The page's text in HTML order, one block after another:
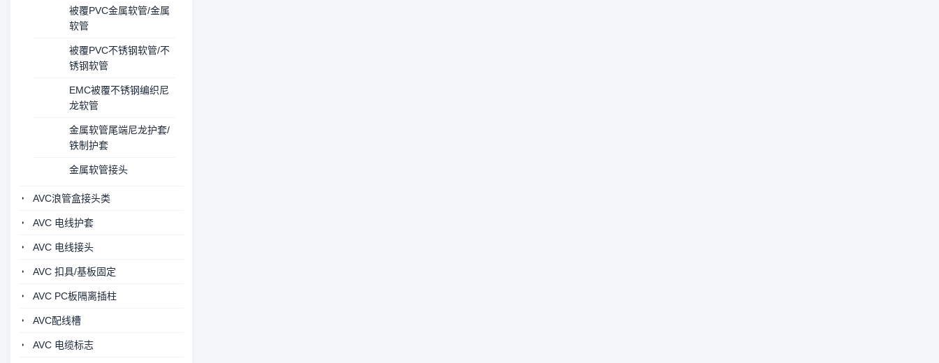
被覆PVC金属软管/金属
软管
被覆PVC不锈钢软管/不
锈钢软管
EMC被覆不锈钢编织尼
龙软管
金属软管尾端尼龙护套/
铁制护套
金属软管接头
AVC浪管盒接头类
AVC 电线护套
AVC 电线接头
AVC 扣具/基板固定
AVC PC板隔离插柱
AVC配线槽
AVC 电缆标志